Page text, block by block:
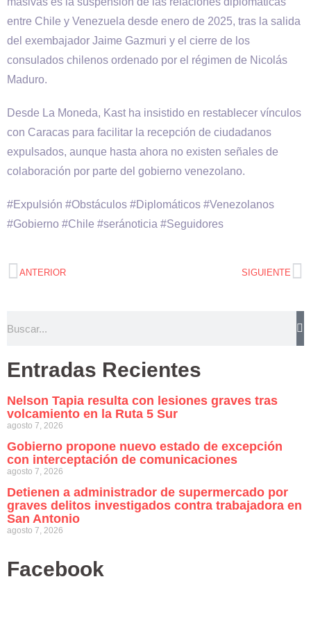
entre Chile y Venezuela desde enero de 2025, tras la salida
del exembajador Jaime Gazmuri y el cierre de los
consulados chilenos ordenado por el régimen de Nicolás
Maduro.
Desde La Moneda, Kast ha insistido en restablecer vínculos
con Caracas para facilitar la recepción de ciudadanos
expulsados, aunque hasta ahora no existen señales de
colaboración por parte del gobierno venezolano.
#Expulsión #Obstáculos #Diplomáticos #Venezolanos
#Gobierno #Chile #seránoticia #Seguidores
ANTERIOR SIGUIENTE
Entradas Recientes
Nelson Tapia resulta con lesiones graves tras
volcamiento en la Ruta 5 Sur
agosto 7, 2026
Gobierno propone nuevo estado de excepción
con interceptación de comunicaciones
agosto 7, 2026
Detienen a administrador de supermercado por
graves delitos investigados contra trabajadora en
San Antonio
agosto 7, 2026
Facebook